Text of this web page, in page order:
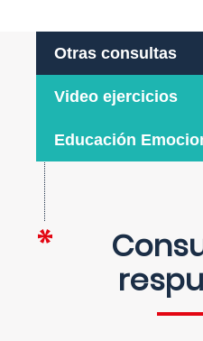
Otras consultas
Video ejercicios
Educación